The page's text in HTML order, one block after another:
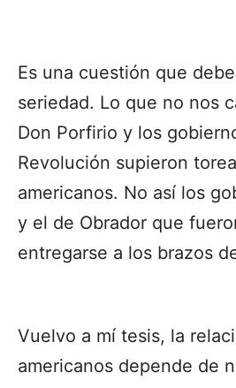
Es una cuestión que
seriedad. Lo que no nos
Don Porfirio y los
Revolución supieron
americanos. No así los
y el de Obrador que
entregarse a los brazos
Vuelvo a mí tesis, la
americanos depende de